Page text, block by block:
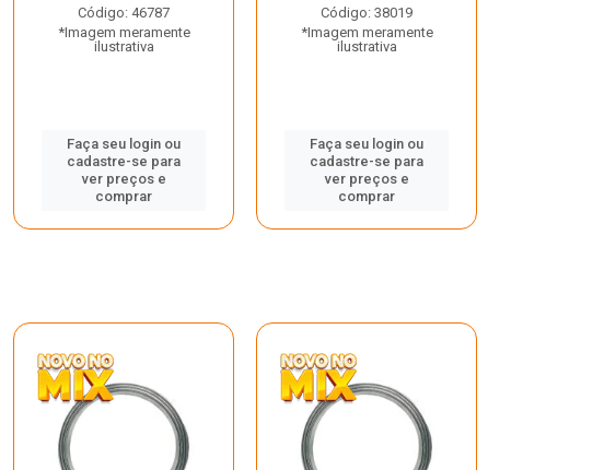
Código: 46787
*Imagem meramente
ilustrativa
Faça seu login ou
cadastre-se para
ver preços e
comprar
Código: 38019
*Imagem meramente
ilustrativa
Faça seu login ou
cadastre-se para
ver preços e
comprar